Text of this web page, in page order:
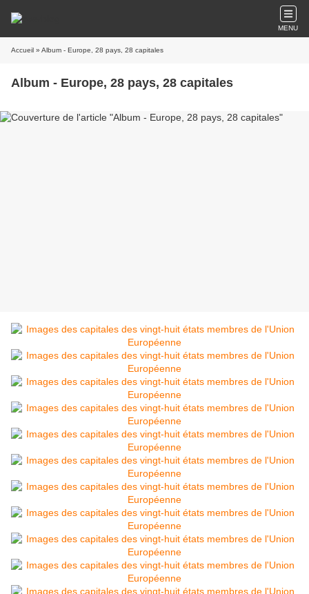
MENU
Accueil » Album - Europe, 28 pays, 28 capitales
Album - Europe, 28 pays, 28 capitales